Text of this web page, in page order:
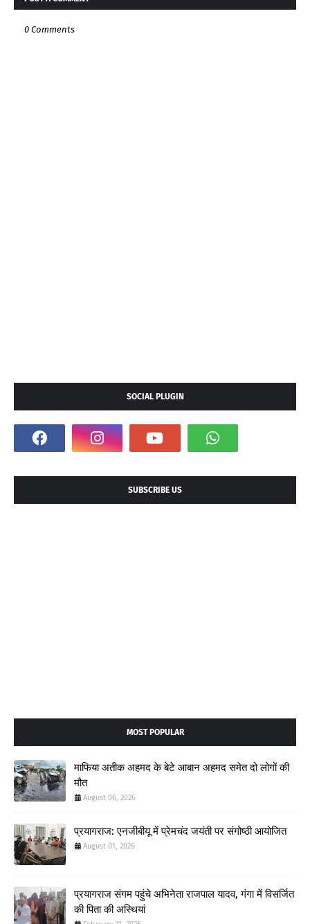
0 Comments
SOCIAL PLUGIN
SUBSCRIBE US
MOST POPULAR
माफिया अतीक अहमद के बेटे आबान अहमद समेत दो लोगों की
मौत
August 06, 2026
प्रयागराज: एनजीबीयू में प्रेमचंद जयंती पर संगोष्ठी आयोजित
August 01, 2026
प्रयागराज संगम पहुंचे अभिनेता राजपाल यादव, गंगा में विसर्जित
की पिता की अस्थियां